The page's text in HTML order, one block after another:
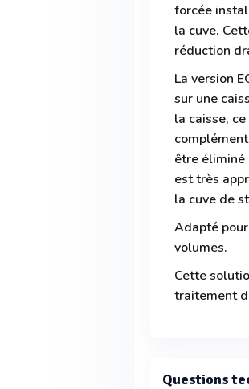
forcée
la cuve.
réduction
La version
sur une
la caisse,
être éliminé
est très
la cuve de
Adapté
volumes.
Cette
traitement
Questions